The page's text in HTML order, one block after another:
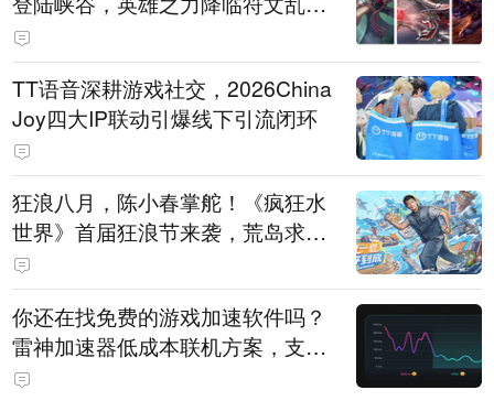
斗！
TT语音深耕游戏社交，2026China
Joy四大IP联动引爆线下引流闭环
狂浪八月，陈小春掌舵！《疯狂水
世界》首届狂浪节来袭，荒岛求生
直播即将开启
你还在找免费的游戏加速软件吗？
雷神加速器低成本联机方案，支持
免费试用